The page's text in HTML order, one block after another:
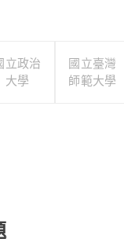
立政治
大學
國立臺灣
師範大學